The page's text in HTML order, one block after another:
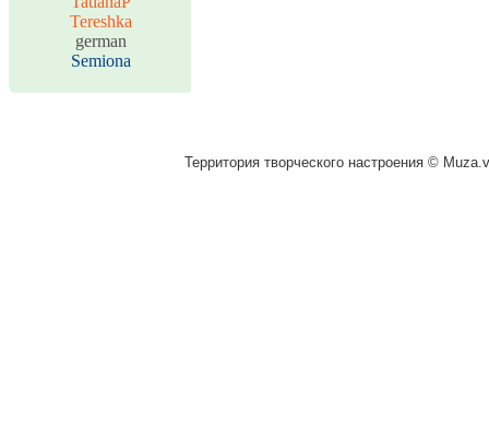
Tereshka
german
Semiona
Территория творческого настроения ©